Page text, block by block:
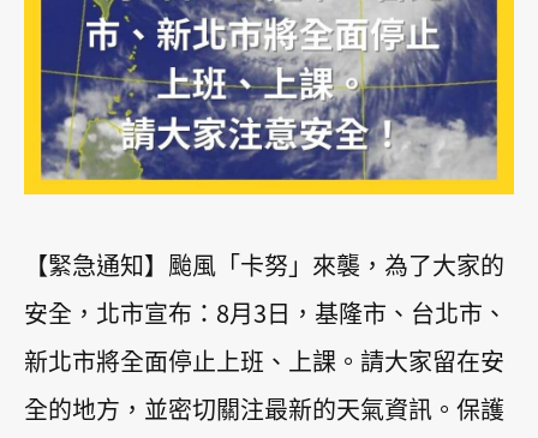
【緊急通知】颱風「卡努」來襲，為了大家的
安全，北市宣布：8月3日，基隆市、台北市、
新北市將全面停止上班、上課。請大家留在安
全的地方，並密切關注最新的天氣資訊。保護